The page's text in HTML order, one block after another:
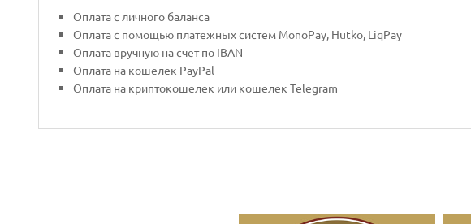
Оплата с личного баланса
Оплата с помощью платежных систем MonoPay, Hutko, LiqPay
Оплата вручную на счет по IBAN
Оплата на кошелек PayPal
Оплата на криптокошелек или кошелек Telegram